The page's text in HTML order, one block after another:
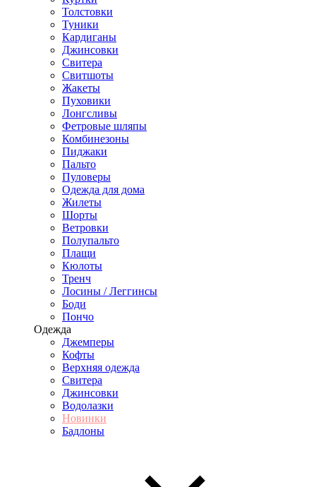
Толстовки
Туники
Кардиганы
Джинсовки
Свитера
Свитшоты
Жакеты
Пуховики
Лонгсливы
Фетровые шляпы
Комбинезоны
Пиджаки
Пальто
Пуловеры
Одежда для дома
Жилеты
Шорты
Ветровки
Полупальто
Плащи
Кюлоты
Тренч
Лосины / Леггинсы
Боди
Пончо
Одежда
Джемперы
Кофты
Верхняя одежда
Свитера
Джинсовки
Водолазки
Новинки
Бадлоны